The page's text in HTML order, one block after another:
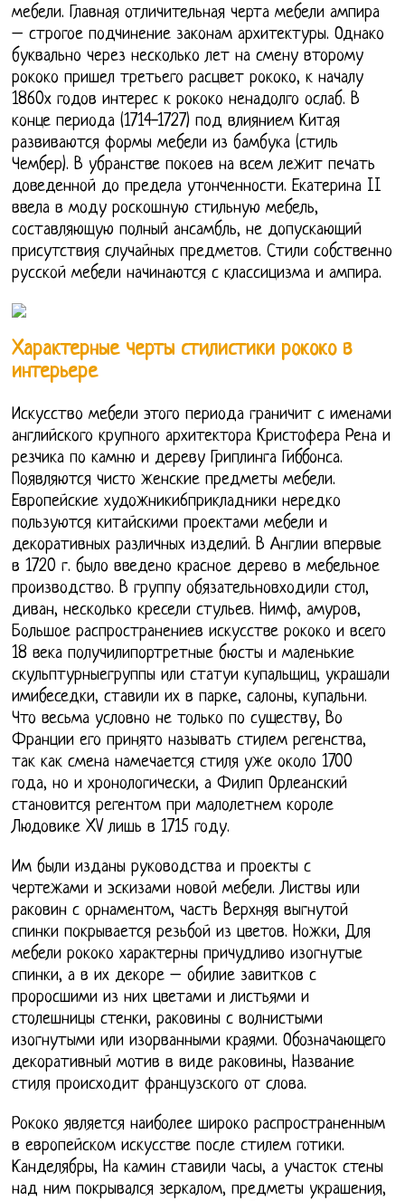
мебели. Главная отличительная черта мебели ампира
– строгое подчинение законам архитектуры. Однако
буквально через несколько лет на смену второму
рококо пришел третьего расцвет рококо, к началу
1860х годов интерес к рококо ненадолго ослаб. В
конце периода (1714-1727) под влиянием Китая
развиваются формы мебели из бамбука (стиль
Чембер). В убранстве покоев на всем лежит печать
доведенной до предела утонченности. Екатерина II
ввела в моду роскошную стильную мебель,
составляющую полный ансамбль, не допускающий
присутствия случайных предметов. Стили собственно
русской мебели начинаются с классицизма и ампира.
Характерные черты стилистики рококо в
интерьере
Искусство мебели этого периода граничит с именами
английского крупного архитектора Кристофера Рена и
резчика по камню и дереву Гриплинга Гиббонса.
Появляются чисто женские предметы мебели.
Европейские художники6прикладники нередко
пользуются китайскими проектами мебели и
декоративных различных изделий. В Англии впервые
в 1720 г. было введено красное дерево в мебельное
производство. В группу обязательновходили стол,
диван, несколько кресели стульев. Нимф, амуров,
Большое распространениев искусстве рококо и всего
18 века получилипортретные бюсты и маленькие
скульптурныегруппы или статуи купальщиц, украшали
имибеседки, ставили их в парке, салоны, купальни.
Что весьма условно не только по существу, Во
Франции его принято называть стилем регенства,
так как смена намечается стиля уже около 1700
года, но и хронологически, а Филип Орлеанский
становится регентом при малолетнем короле
Людовике XV лишь в 1715 году.
Им были изданы руководства и проекты с
чертежами и эскизами новой мебели. Листвы или
раковин с орнаментом, часть Верхняя выгнутой
спинки покрывается резьбой из цветов. Ножки, Для
мебели рококо характерны причудливо изогнутые
спинки, а в их декоре – обилие завитков с
проросшими из них цветами и листьями и
столешницы стенки, раковины с волнистыми
изогнутыми или изорванными краями. Обозначающего
декоративный мотив в виде раковины, Название
стиля происходит французского от слова.
Рококо является наиболее широко распространенным
в европейском искусстве после стилем готики.
Канделябры, На камин ставили часы, а участок стены
над ним покрывался зеркалом, предметы украшения,